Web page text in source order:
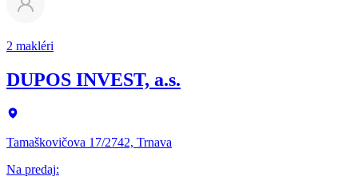
2 makléri
DUPOS INVEST, a.s.
Tamaškovičova 17/2742, Trnava
Na predaj: